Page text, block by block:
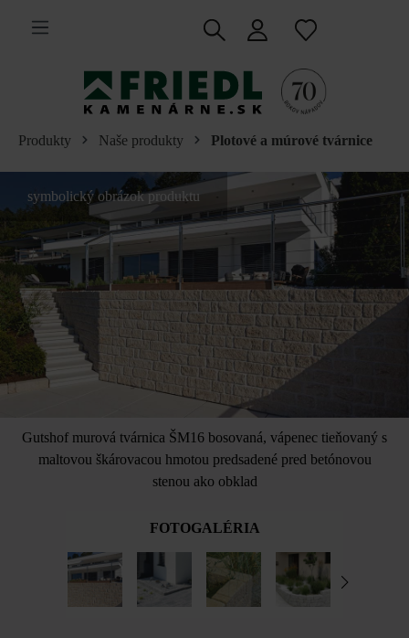
hlavný obsah
Produkty Naše produkty Plotové a múrové tvárnice
Gutshof murová tvárnica ŠM16 bosovaná, vápenec tieňovaný s
maltovou škárovacou hmotou predsadené pred betónovou
stenou ako obklad
symbolický obrázok produktu
FOTOGALÉRIA